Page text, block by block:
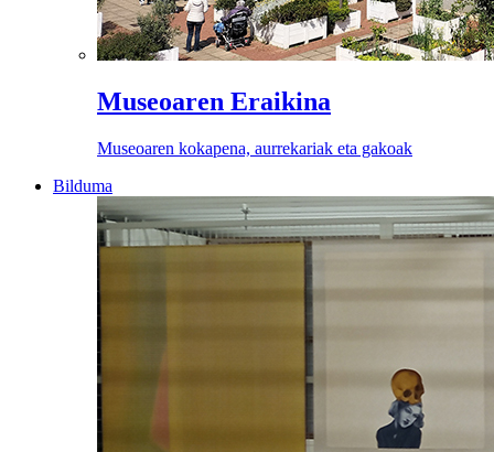
Museoaren Eraikina
Museoaren kokapena, aurrekariak eta gakoak
Bilduma